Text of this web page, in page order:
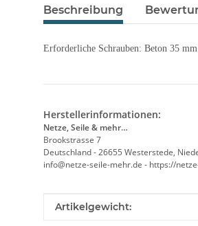
Beschreibung
Erforderliche Schrauben: Beton 35
Herstellerinformationen:
Netze, Seile & mehr…
Brookstrasse 7
Deutschland - 26655 Westerstede,
info@netze-seile-mehr.de - https://
Produkteigenschaft
Wert
Artikelgewicht: